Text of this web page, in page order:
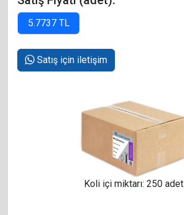
Satış için iletişim
Koli içi miktarı: 250 adet